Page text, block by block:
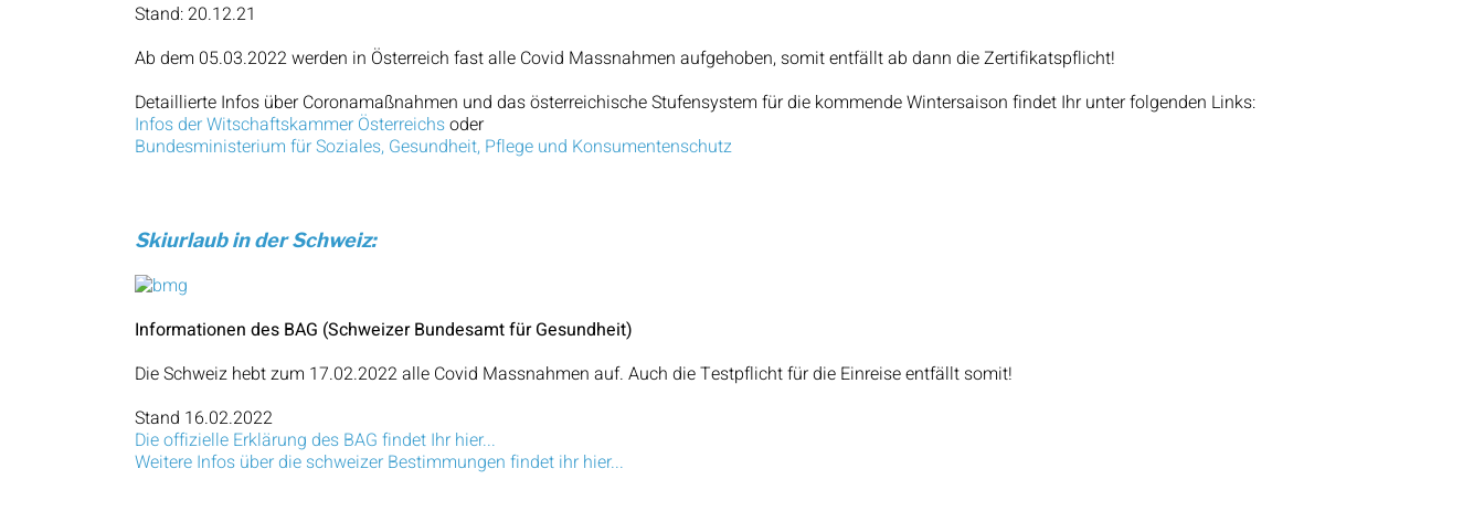
Stand: 20.12.21
Ab dem 05.03.2022 werden in Österreich fast alle Covid Massnahmen aufgehoben, somit entfällt ab dann die Zertifikatspflicht!
Detaillierte Infos über Coronamaßnahmen und das österreichische Stufensystem für die kommende Wintersaison findet Ihr unter folgenden Links:
Infos der Witschaftskammer Österreichsoder
Bundesministerium für Soziales, Gesundheit, Pflege und Konsumentenschutz
Skiurlaub in der Schweiz:
Informationen des BAG (Schweizer Bundesamt für Gesundheit)
Die Schweiz hebt zum 17.02.2022 alle Covid Massnahmen auf. Auch die Testpflicht für die Einreise entfällt somit!
Stand 16.02.2022
Die offizielle Erklärung des BAG findet Ihr hier...
Weitere Infos über die schweizer Bestimmungen findet ihr hier...